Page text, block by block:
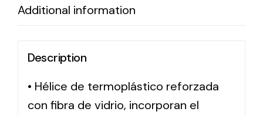
Variety of solar solutions for all kinds of needs.
Additional information
Description
• Hélice de termoplástico reforzada
con fibra de vidrio, incorporan el